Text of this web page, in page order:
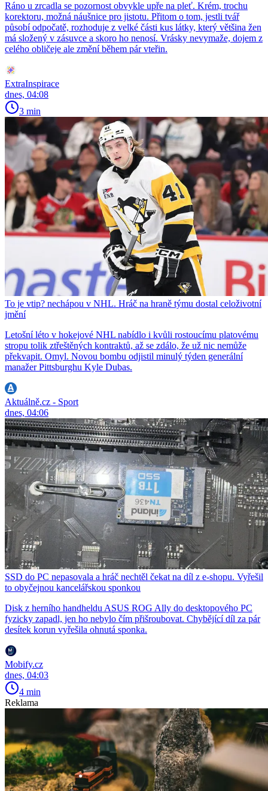
Ráno u zrcadla se pozornost obvykle upře na pleť. Krém, trochu
korektoru, možná náušnice pro jistotu. Přitom o tom, jestli tvář
působí odpočatě, rozhoduje z velké části kus látky, který většina žen
má složený v zásuvce a skoro ho nenosí. Vrásky nevymaže, dojem z
celého obličeje ale změní během pár vteřin.
ExtraInspirace
dnes, 04:08
3 min
To je vtip? nechápou v NHL. Hráč na hraně týmu dostal celoživotní
jmění
Letošní léto v hokejové NHL nabídlo i kvůli rostoucímu platovému
stropu tolik ztřeštěných kontraktů, až se zdálo, že už nic nemůže
překvapit. Omyl. Novou bombu odjistil minulý týden generální
manažer Pittsburghu Kyle Dubas.
Aktuálně.cz - Sport
dnes, 04:06
SSD do PC nepasovala a hráč nechtěl čekat na díl z e-shopu. Vyřešil
to obyčejnou kancelářskou sponkou
Disk z herního handheldu ASUS ROG Ally do desktopového PC
fyzicky zapadl, jen ho nebylo čím přišroubovat. Chybějící díl za pár
desítek korun vyřešila ohnutá sponka.
Mobify.cz
dnes, 04:03
4 min
Reklama